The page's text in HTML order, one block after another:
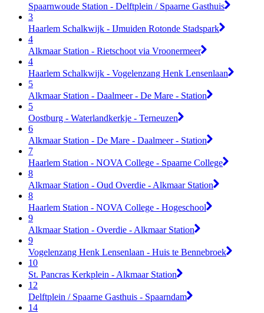
Spaarnwoude Station - Delftplein / Spaarne Gasthuis
3
Haarlem Schalkwijk - IJmuiden Rotonde Stadspark
4
Alkmaar Station - Rietschoot via Vroonermeer
4
Haarlem Schalkwijk - Vogelenzang Henk Lensenlaan
5
Alkmaar Station - Daalmeer - De Mare - Station
5
Oostburg - Waterlandkerkje - Terneuzen
6
Alkmaar Station - De Mare - Daalmeer - Station
7
Haarlem Station - NOVA College - Spaarne College
8
Alkmaar Station - Oud Overdie - Alkmaar Station
8
Haarlem Station - NOVA College - Hogeschool
9
Alkmaar Station - Overdie - Alkmaar Station
9
Vogelenzang Henk Lensenlaan - Huis te Bennebroek
10
St. Pancras Kerkplein - Alkmaar Station
12
Delftplein / Spaarne Gasthuis - Spaarndam
14